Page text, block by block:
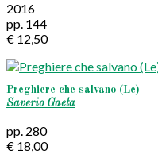
2016
pp. 144
€ 12,50
Preghiere che salvano (Le)
Saverio Gaeta
pp. 280
€ 18,00